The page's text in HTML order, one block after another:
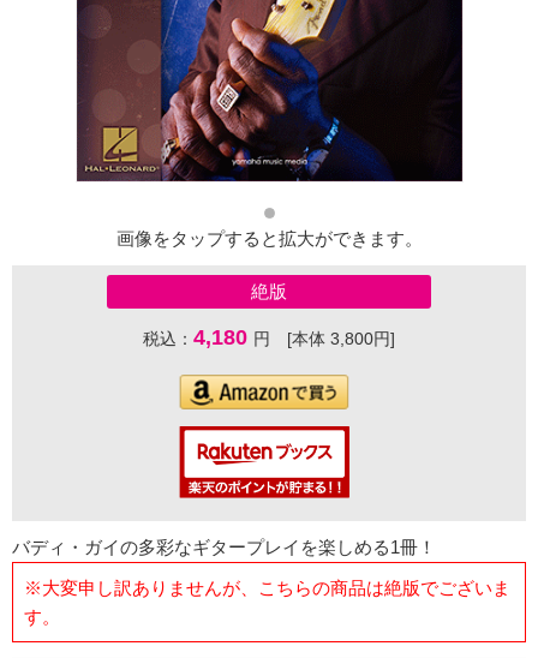
画像をタップすると拡大ができます。
絶版
税込： 4,180 円 [本体 3,800円]
バディ・ガイの多彩なギタープレイを楽しめる1冊！
※大変申し訳ありませんが、こちらの商品は絶版でございま
す。